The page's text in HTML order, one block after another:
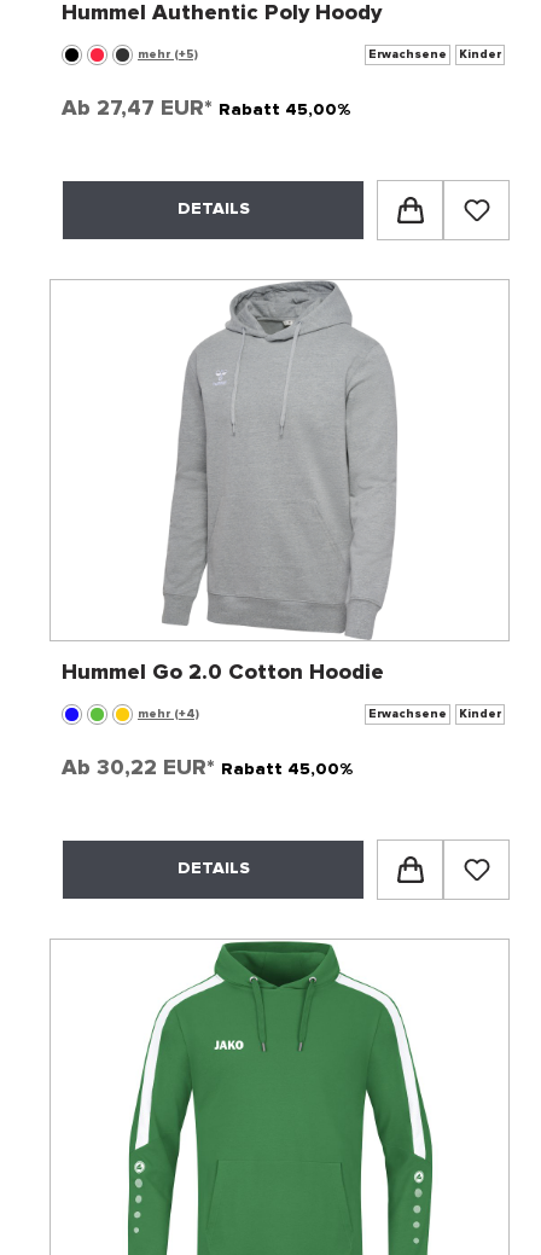
Hummel Authentic Poly Hoody
mehr (+5) Erwachsene Kinder
Ab 27,47 EUR* Rabatt 45,00%
DETAILS
Hummel Go 2.0 Cotton Hoodie
mehr (+4) Erwachsene Kinder
Ab 30,22 EUR* Rabatt 45,00%
DETAILS